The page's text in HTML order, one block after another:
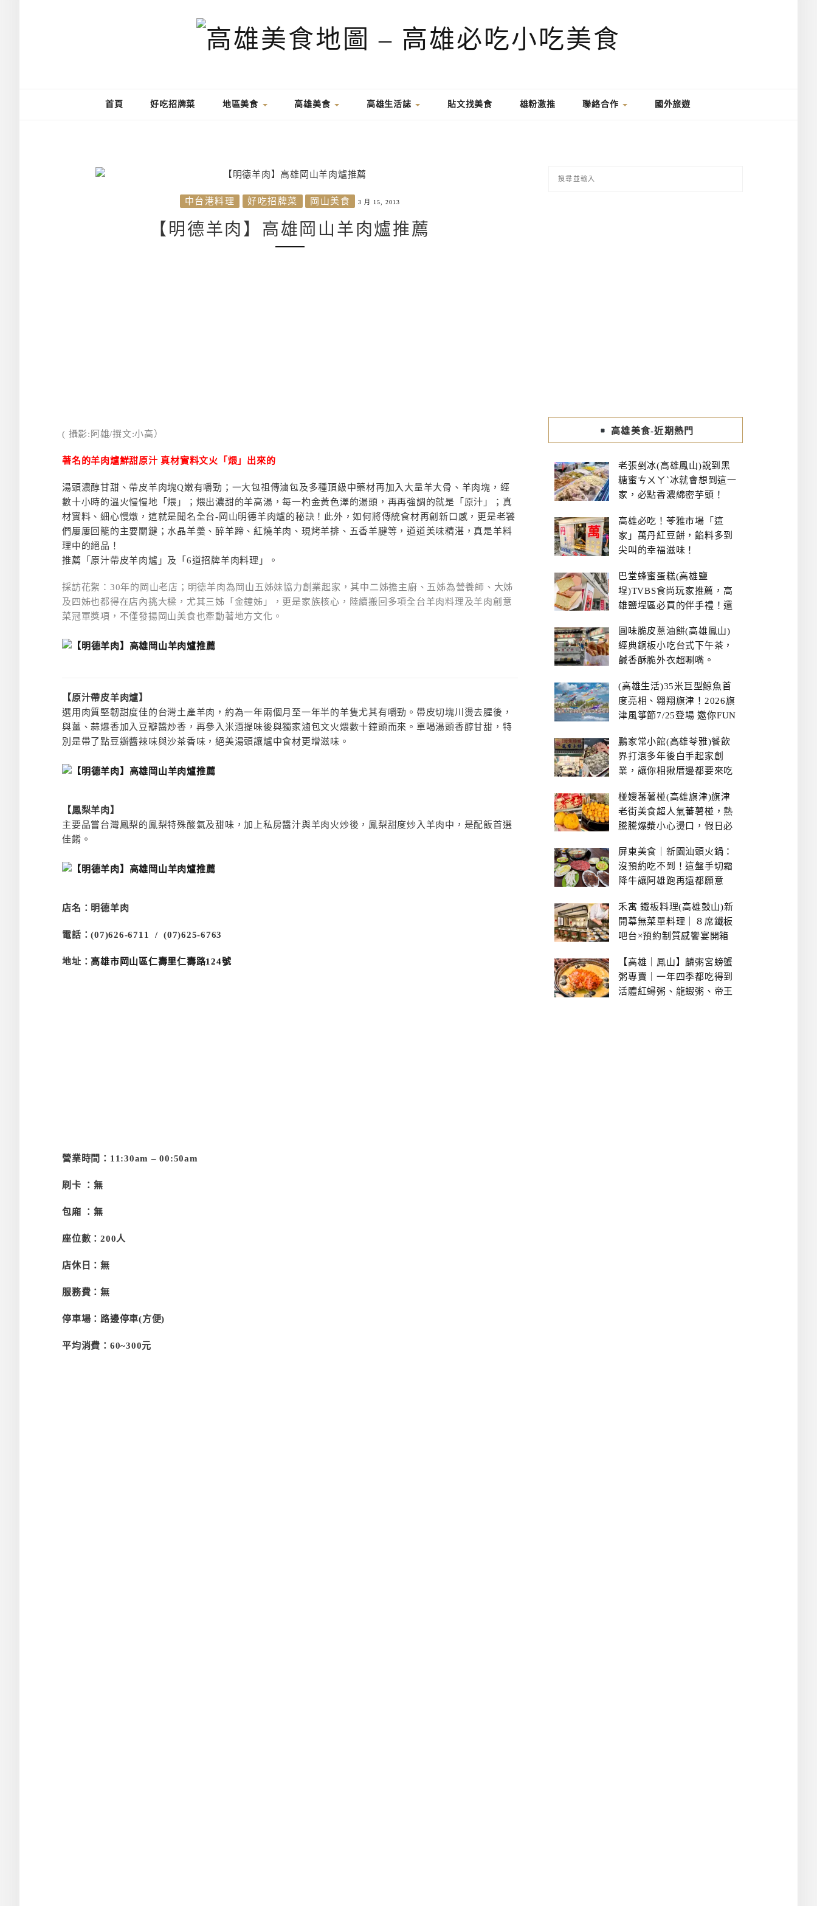
首頁 好吃招牌菜 地區美食 高雄美食 高雄生活誌 貼文找美食 雄粉激推 聯絡合作 國外旅遊
中台港料理 好吃招牌菜 岡山美食 3 月 15, 2013
【明德羊肉】高雄岡山羊肉爐推薦
( 攝影:阿雄/撰文:小高）
著名的羊肉爐鮮甜原汁 真材實料文火「煨」出來的
湯頭濃醇甘甜、帶皮羊肉塊Q嫩有嚼勁；一大包祖傳滷包及多種頂級中藥材再加入大量羊大骨、羊肉塊，經
數十小時的溫火慢慢地「煨」；煨出濃甜的羊高湯，每一杓金黃色澤的湯頭，再再強調的就是「原汁」；真
材實料、細心慢燉，這就是聞名全台-岡山明德羊肉爐的秘訣！此外，如何將傳統食材再創新口感，更是老饕
們屢屢回籠的主要關鍵；水晶羊羹、醉羊蹄、紅燒羊肉、現烤羊排、五香羊腱等，道道美味精湛，真是羊料
理中的絕品！
推薦「原汁帶皮羊肉爐」及「6道招牌羊肉料理」。
採訪花絮：30年的岡山老店；明德羊肉為岡山五姊妹協力創業起家，其中二姊擔主廚、五姊為營養師、大姊
及四姊也都得在店內挑大樑，尤其三姊「金鐘姊」，更是家族核心，陸續搬回多項全台羊肉料理及羊肉創意
菜冠軍獎項，不僅發揚岡山美食也牽動著地方文化。
【原汁帶皮羊肉爐】
選用肉質堅韌甜度佳的台灣土產羊肉，約為一年兩個月至一年半的羊隻尤其有嚼勁。帶皮切塊川燙去腥後，
與薑、蒜爆香加入豆瓣醬炒香，再參入米酒提味後與獨家滷包文火煨數十鐘頭而來。單喝湯頭香醇甘甜，特
別是帶了點豆瓣醬辣味與沙茶香味，絕美湯頭讓爐中食材更增滋味。
【鳳梨羊肉】
主要品嘗台灣鳳梨的鳳梨特殊酸氣及甜味，加上私房醬汁與羊肉火炒後，鳳梨甜度炒入羊肉中，是配飯首選
佳餚。
店名：明德羊肉
電話：(07)626-6711 / (07)625-6763
地址：高雄市岡山區仁壽里仁壽路124號
營業時間：11:30am – 00:50am
刷卡 ：無
包廂 ： 無
座位數：200人
店休日： 無
服務費： 無
停車場：路邊停車(方便)
平均消費：60~300元
高雄美食-近期熱門
老張剉冰(高雄鳳山)說到黑
糖蜜ㄘㄨㄚˋ冰就會想到這一
家，必點香濃綿密芋頭！
高雄必吃！苓雅市場「這
家」萬丹紅豆餅，餡料多到
尖叫的幸福滋味！
巴堂蜂蜜蛋糕(高雄鹽
埕)TVBS食尚玩家推薦，高
雄鹽埕區必買的伴手禮！還
圓味脆皮蔥油餅(高雄鳳山)
經典銅板小吃台式下午茶，
鹹香酥脆外衣超唰嘴。
(高雄生活)35米巨型鯨魚首
度亮相、翱翔旗津！2026旗
津風箏節7/25登場 邀你FUN
鵬家常小館(高雄苓雅)餐飲
界打滾多年後白手起家創
業，讓你相揪厝邊都要來吃
椪嫂蕃薯椪(高雄旗津)旗津
老街美食超人氣蕃薯椪，熱
騰騰爆漿小心燙口，假日必
屏東美食｜新園汕頭火鍋：
沒預約吃不到！這盤手切霜
降牛讓阿雄跑再遠都願意
禾寓 鐵板料理(高雄鼓山)新
開幕無菜單料理｜８席鐵板
吧台×預約制質感饗宴開箱
【高雄｜鳳山】麟粥宮螃蟹
粥專賣｜一年四季都吃得到
活體紅蟳粥、龍蝦粥、帝王